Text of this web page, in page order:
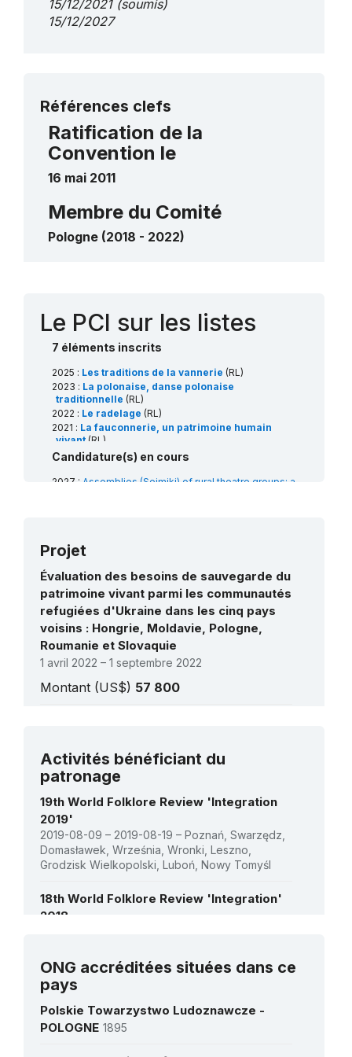
15/12/2021(soumis)
15/12/2027
Références clefs
Ratification de la
Convention le
16 mai 2011
Membre du Comité
Pologne (2018 - 2022)
Le PCI sur les listes
7 éléments inscrits
2025 : Les traditions de la vannerie (RL)
2023 : La polonaise, danse polonaise
traditionnelle (RL)
2022 : Le radelage (RL)
2021 : La fauconnerie, un patrimoine humain
vivant (RL)
2021 :La tradition des tapis de fleurs pour les
processions de la Fête-Dieu
2020 : La culture apicole dans les arbres(RL)
Candidature(s) en cours
2027 : Assemblies (Sejmiki) of rural theatre groups: a
2026 :La célébration de la veillée de Noël en
2026 :La Transhumance, déplacement saisonnier de
troupeaux (RL)
Projet
Évaluation des besoins de sauvegarde du
patrimoine vivant parmi les communautés
refugiées d'Ukraine dans les cinq pays
voisins : Hongrie, Moldavie, Pologne,
Roumanie et Slovaquie
1 avril 2022 – 1 septembre 2022
Montant (US$) 57 800
Europe inclusive et durable
1 janvier 2019 – 30 juin 2021
Montant (US$)349 650
Activités bénéficiant du
patronage
19th World Folklore Review 'Integration
2019'
2019-08-09 – 2019-08-19 – Poznań, Swarzędz,
Domasławek, Września, Wronki, Leszno,
Grodzisk Wielkopolski, Luboń, Nowy Tomyśl
18th World Folklore Review 'Integration'
2018
Wielkopolski, Luboń, Nowy Tomyśl
17th World Folklore Review 'Integration'
2017
2017-08-12 – 2017-09-21 – Poznań, Swarzędz,
Voir toutes les activités
ONG accréditées situées dans ce
pays
Polskie Towarzystwo Ludoznawcze -
POLOGNE 1895